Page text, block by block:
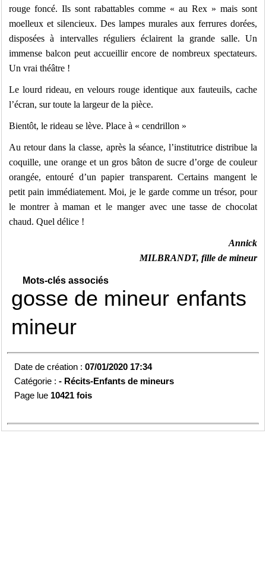
rouge foncé. Ils sont rabattables comme « au Rex » mais sont
moelleux et silencieux. Des lampes murales aux ferrures dorées,
disposées à intervalles réguliers éclairent la grande salle. Un
immense balcon peut accueillir encore de nombreux spectateurs.
Un vrai théâtre !
Le lourd rideau, en velours rouge identique aux fauteuils, cache
l’écran, sur toute la largeur de la pièce.
Bientôt, le rideau se lève. Place à « cendrillon »
Au retour dans la classe, après la séance, l’institutrice distribue la
coquille, une orange et un gros bâton de sucre d’orge de couleur
orangée, entouré d’un papier transparent. Certains mangent le
petit pain immédiatement. Moi, je le garde comme un trésor, pour
le montrer à maman et le manger avec une tasse de chocolat
chaud. Quel délice !
Annick
MILBRANDT, fille de mineur
Mots-clés associés
gosse de mineur enfants
mineur
Date de création :07/01/2020 17:34
Catégorie :- Récits-Enfants de mineurs
Page lue 10421 fois